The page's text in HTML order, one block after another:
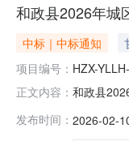
和政县2026年城
中标｜中标通知
项目编号： HZX-
正文内容： 和政县
护项目设
发布时间： 2026-02-